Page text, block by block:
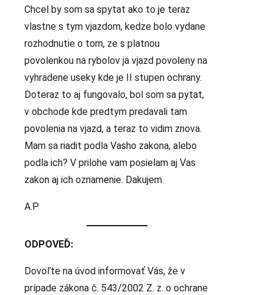
Chcel by som sa spytat ako to je teraz
vlastne s tym vjazdom, kedze bolo vydane
rozhodnutie o tom, ze s platnou
povolenkou na rybolov ja vjazd povoleny na
vyhradene useky kde je II stupen ochrany.
Doteraz to aj fungovalo, bol som sa pytat,
v obchode kde predtym predavali tam
povolenia na vjazd, a teraz to vidim znova.
Mam sa riadit podla Vasho zakona, alebo
podla ich? V prilohe vam posielam aj Vas
zakon aj ich oznamenie. Dakujem.
A.P
ODPOVEĎ:
Dovoľte na úvod informovať Vás, že v
prípade zákona č. 543/2002 Z. z. o ochrane